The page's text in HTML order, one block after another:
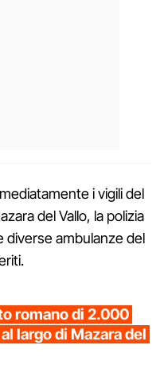
i vigili del
del Vallo, la polizia
diverse ambulanze del
romano di 2.000
largo di Mazara del